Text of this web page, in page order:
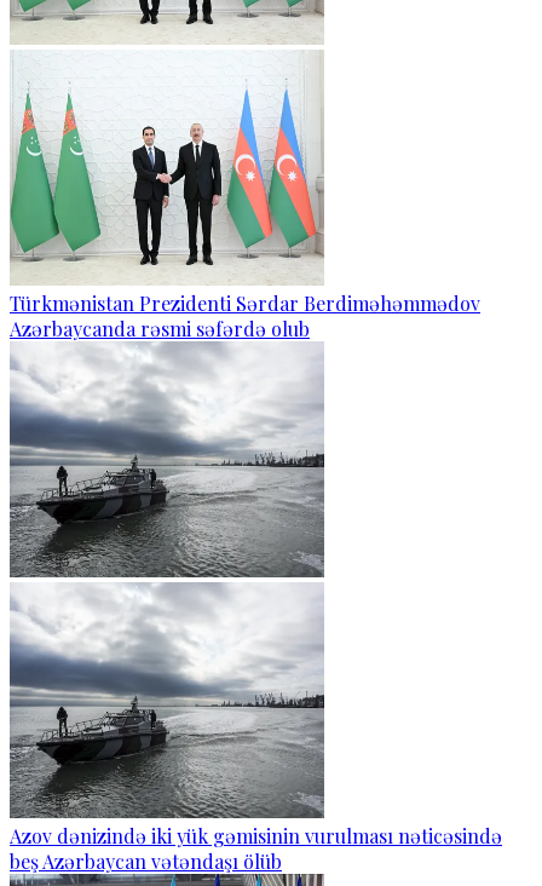
Türkmənistan Prezidenti Sərdar Berdiməhəmmədov
Azərbaycanda rəsmi səfərdə olub
Azov dənizində iki yük gəmisinin vurulması nəticəsində
beş Azərbaycan vətəndaşı ölüb